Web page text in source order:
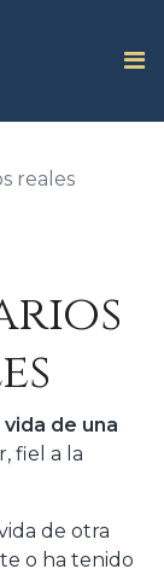
reales
vida de una
fiel a la
de otra
o ha tenido